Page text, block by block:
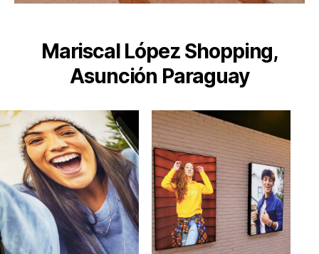
Mariscal López Shopping,
Asunción Paraguay